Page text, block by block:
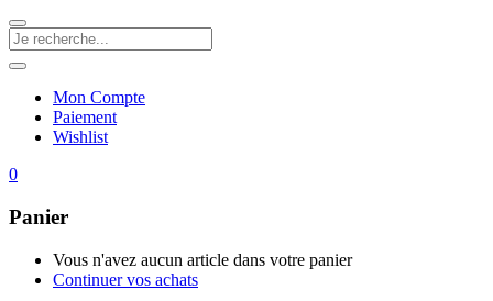
Mon Compte
Paiement
Wishlist
0
Panier
Vous n'avez aucun article dans votre panier
Continuer vos achats